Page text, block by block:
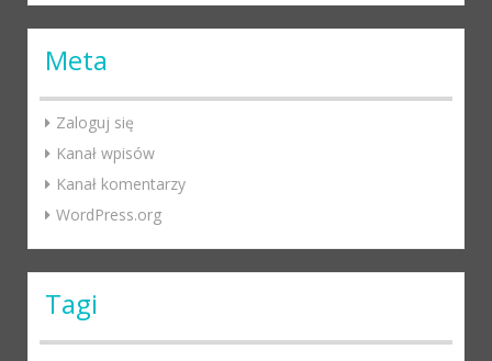
Meta
Zaloguj się
Kanał wpisów
Kanał komentarzy
WordPress.org
Tagi